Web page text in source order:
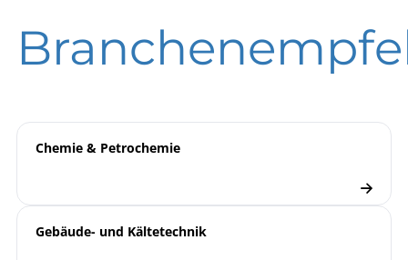
Betriebsanleitung
T01-000-015 Übersicht
T01-000-032 Rohrfeder-
DIN EN ISO 9001 | Zertifikat | Standort Wesel
Chemie & Petrochemie
Gebäude- und Kältetechnik